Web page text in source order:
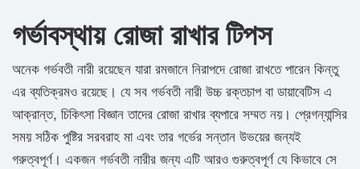
গর্ভাবস্থায় রোজা রাখার টিপস
অনেক গর্ভবতী নারী রয়েছেন যারা রমজানে নিরাপদে রোজা রাখতে পারেন কিন্তু
এর ব্যতিক্রমও রয়েছে। যে সব গর্ভবতী নারী উচ্চ রক্তচাপ বা ডায়াবেটিস এ
আক্রান্ত, চিকিৎসা বিজ্ঞান তাদের রোজা রাখার ব্যপারে সম্মত নয়। প্রেগন্যান্সির
সময় সঠিক পুষ্টির সরবরাহ মা এবং তার গর্ভের সন্তান উভয়ের জন্যই
গরুত্বপূর্ণ। একজন গর্ভবতী নারীর জন্য এটি আরও গুরুত্বপূর্ণ যে কিভাবে সে